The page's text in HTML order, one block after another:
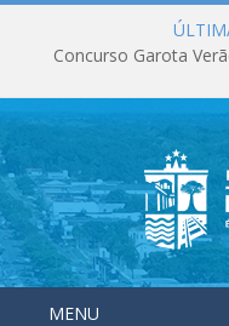
Concurso Garota
MENU